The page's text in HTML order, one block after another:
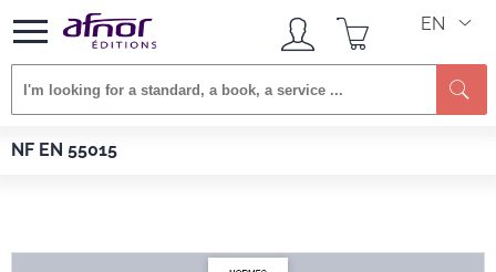
EN
NF EN 55015
Afnor EDITIONS